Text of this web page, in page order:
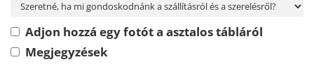
Adjon hozzá egy fotót a asztalos tábláról
Megjegyzések